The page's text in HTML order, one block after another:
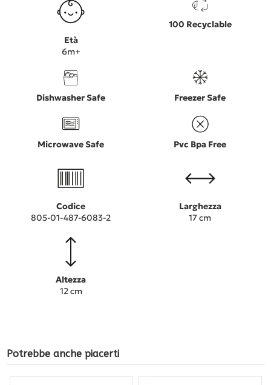
Età
6m+
100 Recyclable
Dishwasher Safe Freezer Safe
Microwave Safe Pvc Bpa Free
Codice
805-01-487-6083-2
Larghezza
17 cm
Altezza
12 cm
Potrebbe anche piacerti